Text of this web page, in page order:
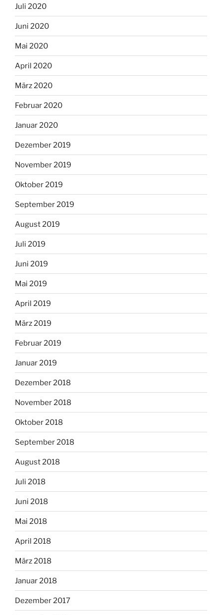
Juli 2020
Juni 2020
Mai 2020
April 2020
März 2020
Februar 2020
Januar 2020
Dezember 2019
November 2019
Oktober 2019
September 2019
August 2019
Juli 2019
Juni 2019
Mai 2019
April 2019
März 2019
Februar 2019
Januar 2019
Dezember 2018
November 2018
Oktober 2018
September 2018
August 2018
Juli 2018
Juni 2018
Mai 2018
April 2018
März 2018
Januar 2018
Dezember 2017